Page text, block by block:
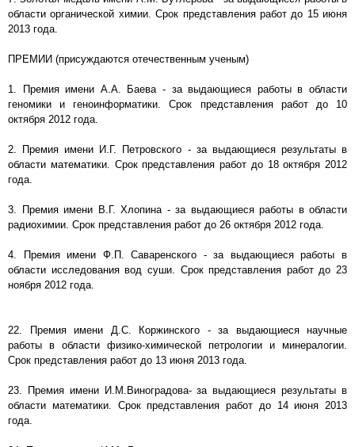
области органической химии. Срок представления работ до 15 июня
2013 года.
ПРЕМИИ (присуждаются отечественным ученым)
1. Премия имени А.А. Баева - за выдающиеся работы в области
геномики и геноинформатики. Срок представления работ до 10
октября 2012 года.
2. Премия имени И.Г. Петровского - за выдающиеся результаты в
области математики. Срок представления работ до 18 октября 2012
года.
3. Премия имени В.Г. Хлопина - за выдающиеся работы в области
радиохимии. Срок представления работ до 26 октября 2012 года.
4. Премия имени Ф.П. Саваренского - за выдающиеся работы в
области исследования вод суши. Срок представления работ до 23
ноября 2012 года.
22. Премия имени Д.С. Коржинского - за выдающиеся научные
работы в области физико-химической петрологии и минералогии.
Срок представления работ до 13 июня 2013 года.
23. Премия имени И.М.Виноградова- за выдающиеся результаты в
области математики. Срок представления работ до 14 июня 2013
года.